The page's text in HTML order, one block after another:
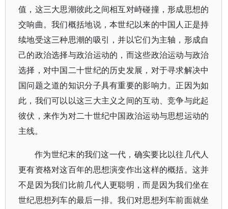
值，这三大思潮彼此之间相互对峙碰撞，形成思想的
交响曲。我们概括地说，本世纪以来的中国人正是持
续地受这三种思潮的吸引，并以它们为主轴，形成自
己的政治选择与政治运动的，而这些政治运动与政治
选择，对中国二十世纪的历史发展，对于寻求解决中
国问题之道的知识分子具有重要的影响力。正因为如
此，我们可以以这三大主义之间的互动、竞争与此起
彼伏，来作为对二十世纪中国政治运动与思想运动的
主线。
作为世纪末的我们这一代，确实要比以往几代人
更有资格对这百年的思想演变作出这样的概括。这并
不是因为我们比前几代人更聪明，而是因为我们坐在
世纪思想列车的最后一排。我们对思想列车前面就坐